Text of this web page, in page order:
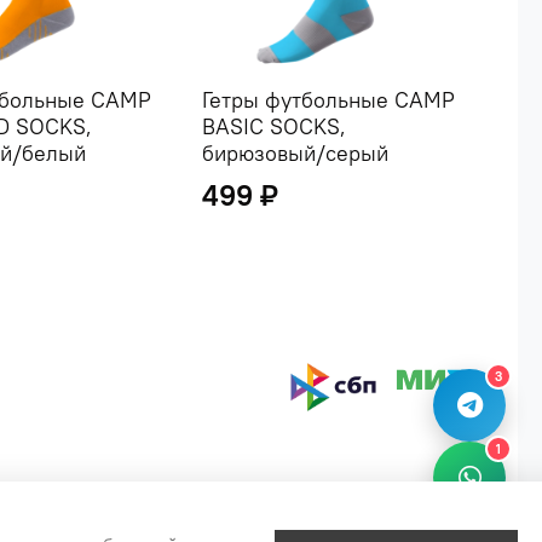
CAMP
SOCKS,
белый
Гетры футбольные CAMP
BASIC SOCKS,
бирюзовый/серый
499 ₽
3
1